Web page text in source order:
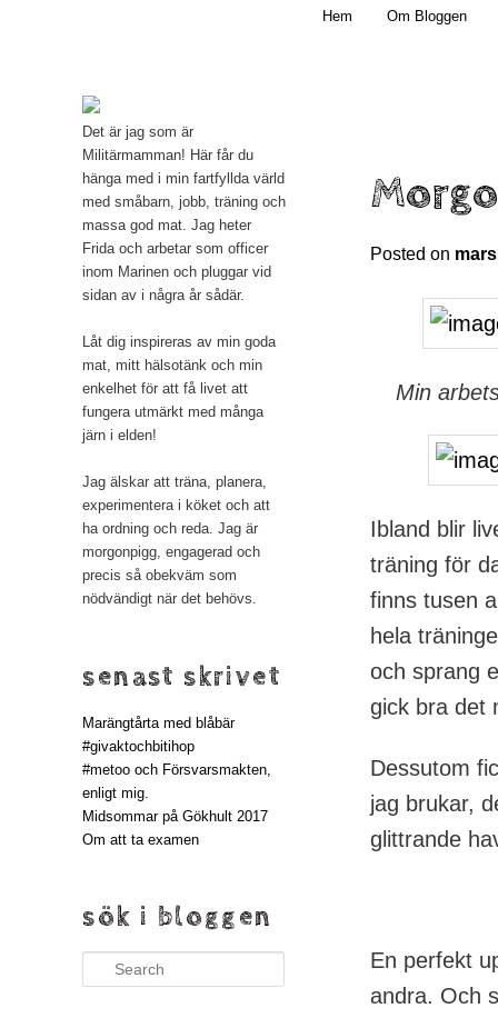
Mamma, militär och märkbart obekväm
Hem Om Bloggen
Posted on
Min
Ibland blir
träning för
finns tusen
hela
och sprang
gick bra det
Dessutom
jag brukar,
glittrande
En perfekt
andra. Och
Det är jag som är
Militärmamman! Här får du
hänga med i min fartfyllda värld
med småbarn, jobb, träning och
massa god mat. Jag heter
Frida och arbetar som officer
inom Marinen och pluggar vid
sidan av i några år sådär.
Låt dig inspireras av min goda
mat, mitt hälsotänk och min
enkelhet för att få livet att
fungera utmärkt med många
järn i elden!
Jag älskar att träna, planera,
experimentera i köket och att
ha ordning och reda. Jag är
morgonpigg, engagerad och
precis så obekväm som
nödvändigt när det behövs.
senast skrivet
Marängtårta med blåbär
#givaktochbitihop
#metoo och Försvarsmakten,
enligt mig.
Midsommar på Gökhult 2017
Om att ta examen
sök i bloggen
Search